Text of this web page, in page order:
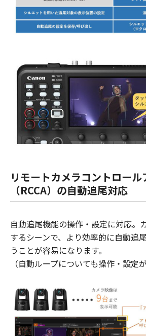
リモートカメラコントロール
（RCCA）の自動追尾対応
自動追尾機能の操作・設定に対応。
するシーンで、より効率的に自動追
うことが容易になります。
（自動ループについても操作・設定